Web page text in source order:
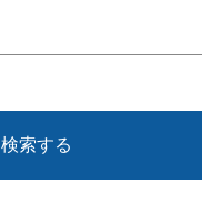
検索する